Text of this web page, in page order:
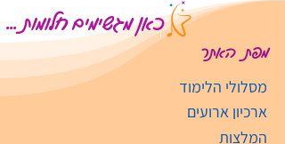
מפת האתר
כאן מגשימים חלומות ...
מסלולי הלימוד
ארכיון ארועים
המלצות